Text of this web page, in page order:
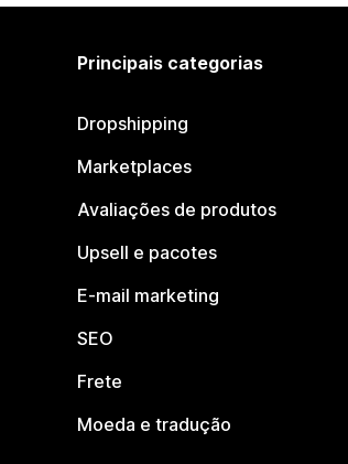
Principais categorias
Dropshipping
Marketplaces
Avaliações de produtos
Upsell e pacotes
E-mail marketing
SEO
Frete
Moeda e tradução